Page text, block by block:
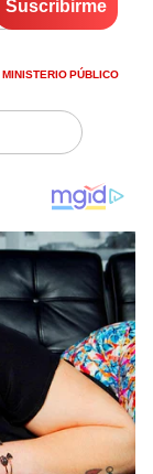
MINISTERIO PÚBLICO